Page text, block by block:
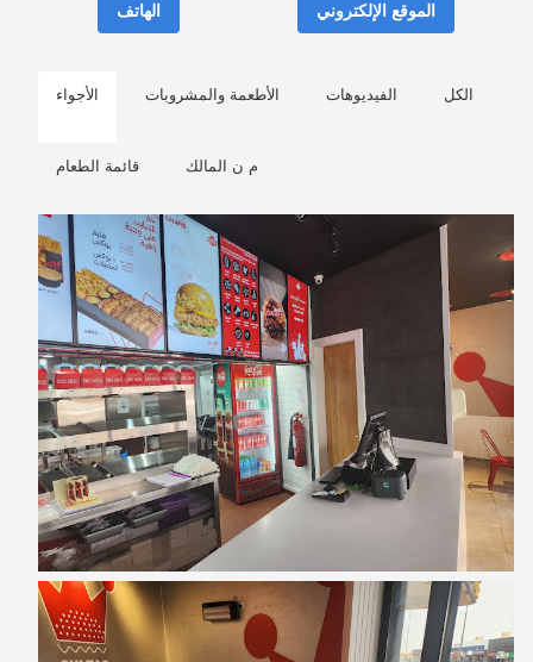
الهاتف الموقع الإلكتروني
الأجواء الأطعمة والمشروبات الفيديوهات الكل
قائمة الطعام م ن المالك